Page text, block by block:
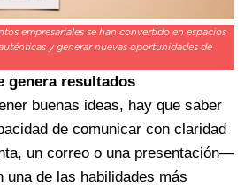
empresariales se han convertido en espacios
y generar nuevas oportunidades de
genera resultados
buenas ideas, hay que saber
de comunicar con claridad
un correo o una presentación—
una de las habilidades más